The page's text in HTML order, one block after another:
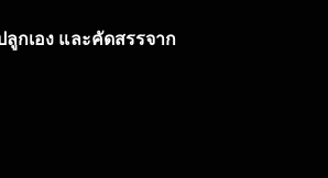
กเอง และคัดสรรจาก